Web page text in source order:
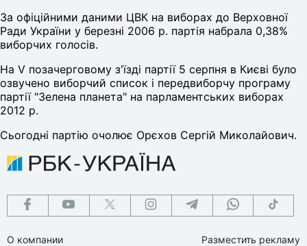
За офіційними даними ЦВК на виборах до Верховної
Ради України у березні 2006 р. партія набрала 0,38%
виборчих голосів.
На V позачерговому з'їзді партії 5 серпня в Києві було
озвучено виборчий список і передвиборчу програму
партії "Зелена планета" на парламентських виборах
2012 р.
Сьогодні партію очолює Орєхов Сергій Миколайович.
О компании
Разместить рекламу